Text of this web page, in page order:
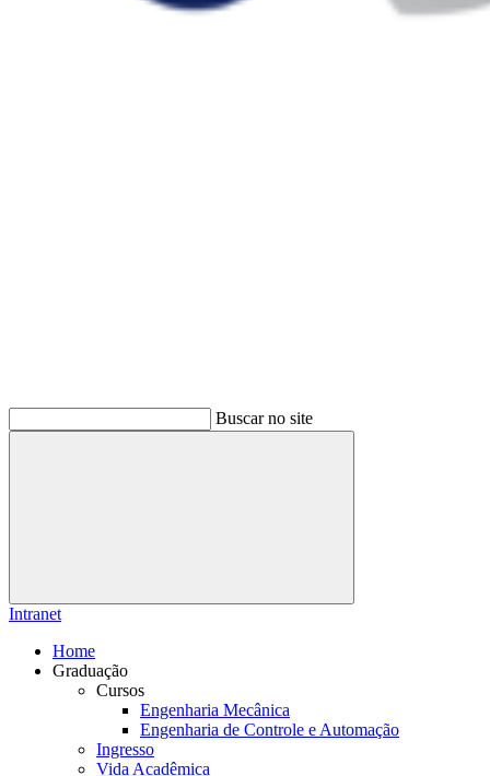
Buscar no site
Buscar
Intranet
Home
Graduação
Cursos
Engenharia Mecânica
Engenharia de Controle e Automação
Ingresso
Vida Acadêmica